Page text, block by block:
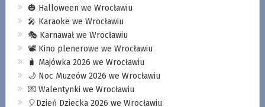
🎃 Halloween we Wrocławiu
🎤 Karaoke we Wrocławiu
🎭 Karnawał we Wrocławiu
📽️ Kino plenerowe we Wrocławiu
🧳 Majówka 2026 we Wrocławiu
🌙 Noc Muzeów 2026 we Wrocławiu
💌 Walentynki we Wrocławiu
🎈Dzień Dziecka 2026 we Wrocławiu